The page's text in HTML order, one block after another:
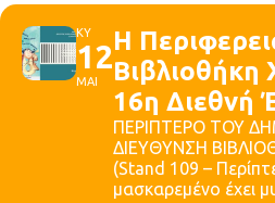
ΚΥ
12
ΜΑΙ
Η
Βιβλιοθήκη
16η Διεθνή
ΠΕΡΙΠΤΕΡΟ ΤΟΥ
ΔΙΕΥΘΥΝΣΗ
(Stand 109 –
μασκαρεμένο έχει